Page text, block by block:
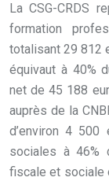
La CSG-CRDS
formation
totalisant 29 812
équivaut à 40%
net de 45 188
auprès de la
d’environ 4
sociales à 46%
fiscale et sociale